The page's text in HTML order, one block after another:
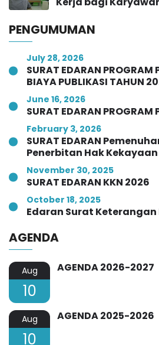
PENGUMUMAN
July 28, 2026
SURAT EDARAN PROGRAM
BIAYA PUBLIKASI TAHUN
June 16, 2026
SURAT EDARAN PROGRAM
February 3, 2026
SURAT EDARAN
Penerbitan Hak
November 30, 2025
SURAT EDARAN KKN 2026
October 18, 2025
Edaran Surat Keterangan
AGENDA
Aug
10
AGENDA 2026-2027
Aug
10
AGENDA 2025-2026